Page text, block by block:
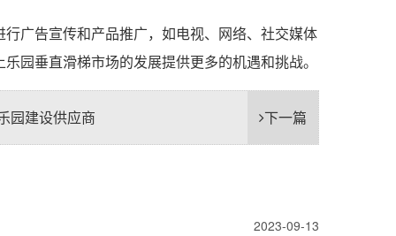
广告宣传和产品推广，如电视、网络、社交媒体
园垂直滑梯市场的发展提供更多的机遇和挑战。
下一篇
园建设供应商
2023-09-13